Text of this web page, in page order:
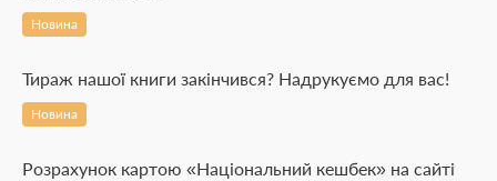
Новина
Тираж нашої книги закінчився? Надрукуємо для вас!
Новина
Розрахунок картою «Національний кешбек» на сайті